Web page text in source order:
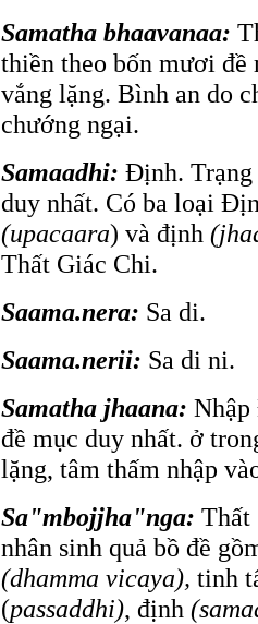
Samatha bhaavanaa:
thiền theo bốn mươi đề
vắng lặng. Bình an do
chướng ngại.
Samaadhi: Ðịnh. Trạng
duy nhất. Có ba loại
(upacaara) và định
Thất Giác Chi.
Saama.nera: Sa di.
Saama.nerii: Sa di ni.
Samatha jhaana: Nhập
đề mục duy nhất. ở
lặng, tâm thấm nhập
Sa"mbojjha"nga: Thất
nhân sinh quả bồ đề
(dhamma vicaya), tinh
(passaddhi), định